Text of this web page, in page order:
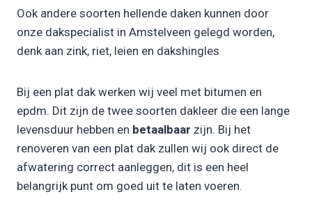
Ook andere soorten hellende daken kunnen door
onze dakspecialist in Amstelveen gelegd worden,
denk aan zink, riet, leien en dakshingles
Bij een plat dak werken wij veel met bitumen en
epdm. Dit zijn de twee soorten dakleer die een lange
levensduur hebben en betaalbaar zijn. Bij het
renoveren van een plat dak zullen wij ook direct de
afwatering correct aanleggen, dit is een heel
belangrijk punt om goed uit te laten voeren.